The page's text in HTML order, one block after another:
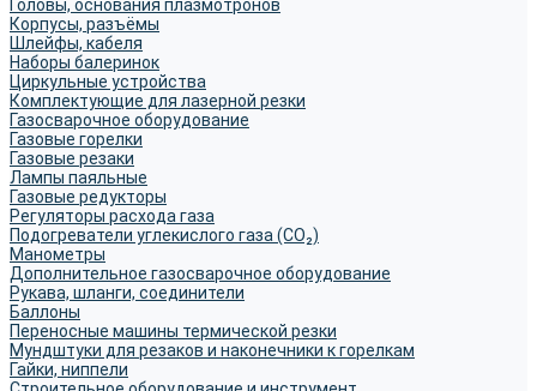
Головы, основания плазмотронов
Корпусы, разъёмы
Шлейфы, кабеля
Наборы балеринок
Циркульные устройства
Комплектующие для лазерной резки
Газосварочное оборудование
Газовые горелки
Газовые резаки
Лампы паяльные
Газовые редукторы
Регуляторы расхода газа
Подогреватели углекислого газа (CO₂)
Манометры
Дополнительное газосварочное оборудование
Рукава, шланги, соединители
Баллоны
Переносные машины термической резки
Мундштуки для резаков и наконечники к горелкам
Гайки, ниппели